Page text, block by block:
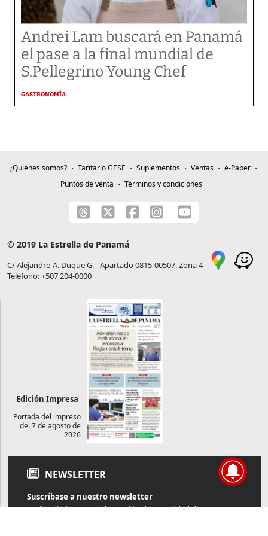
Andrei Lam buscará en Panamá
el pase a la final mundial de
S.Pellegrino Young Chef
GASTRONOMÍA
¿Quiénes somos? Tarifario GESE Suplementos Ventas
e-Paper
Puntos de venta
Términos y condiciones
© 2019 La Estrella de Panamá
C/ Alejandro A. Duque G. - Apartado 0815-00507, Zona 4
Teléfono: +507 204-0000
Edición Impresa
Portada del impreso
del 7 de agosto de
2026
NEWSLETTER
Suscríbase a nuestro newsletter
Reciba diariamente información de actualidad directamente en